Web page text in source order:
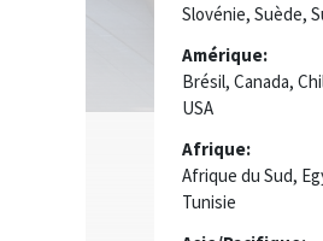
Slovénie, Suède,
Amérique:
Brésil, Canada,
USA
Afrique:
Afrique du Sud,
Tunisie